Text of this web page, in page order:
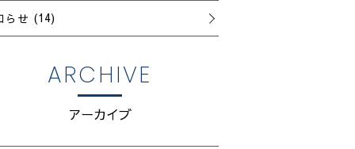
らせ (14)
ARCHIVE
アーカイブ